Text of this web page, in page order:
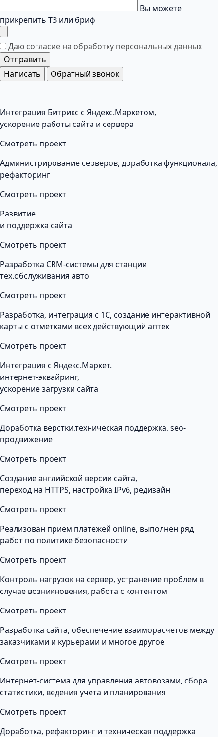
Вы можете
прикрепить ТЗ или бриф
Даю согласие на обработку персональных данных
Отправить
Написать
Обратный звонок
Интеграция Битрикс с Яндекс.Маркетом,
ускорение работы сайта и сервера
Смотреть проект
Администрирование серверов, доработка функционала,
рефакторинг
Смотреть проект
Развитие
и поддержка сайта
Смотреть проект
Разработка CRM-системы для станции
тех.обслуживания авто
Смотреть проект
Разработка, интеграция с 1С, создание интерактивной
карты с отметками всех действующий аптек
Смотреть проект
Интеграция с Яндекс.Маркет.
интернет-эквайринг,
ускорение загрузки сайта
Смотреть проект
Доработка верстки,техническая поддержка, seo-
продвижение
Смотреть проект
Создание английской версии сайта,
переход на HTTPS, настройка IPv6, редизайн
Смотреть проект
Реализован прием платежей online, выполнен ряд
работ по политике безопасности
Смотреть проект
Контроль нагрузок на сервер, устранение проблем в
случае возникновения, работа с контентом
Смотреть проект
Разработка сайта, обеспечение взаиморасчетов между
заказчиками и курьерами и многое другое
Смотреть проект
Интернет-система для управления автовозами, сбора
статистики, ведения учета и планирования
Смотреть проект
Доработка, рефакторинг и техническая поддержка